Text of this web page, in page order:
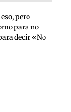
pero
para no
decir «No